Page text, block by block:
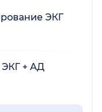
ЭКГ
+ АД